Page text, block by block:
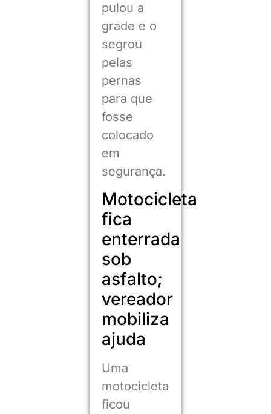
pulou a
grade e o
segrou
pelas
pernas
para que
fosse
colocado
em
segurança.
Motocicleta
fica
enterrada
sob
asfalto;
vereador
mobiliza
ajuda
Uma
motocicleta
ficou